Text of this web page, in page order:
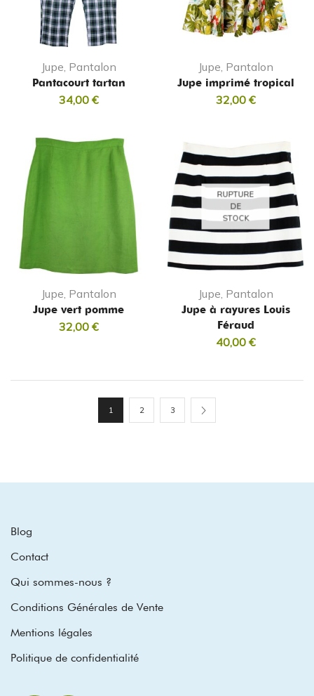
Jupe, Pantalon
Pantacourt tartan
34,00 €
Jupe, Pantalon
Jupe imprimé tropical
32,00 €
Jupe, Pantalon
Jupe vert pomme
32,00 €
RUPTURE
DE
STOCK
Jupe, Pantalon
Jupe à rayures Louis
Féraud
40,00 €
1 2 3
Blog
Contact
Qui sommes-nous ?
Conditions Générales de Vente
Mentions légales
Politique de confidentialité